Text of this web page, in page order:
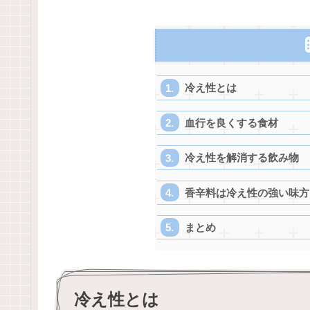
冷え性とは
血行を良くする食材
冷え性を解消する飲み物
香辛料は冷え性の強い味方
まとめ
冷え性とは